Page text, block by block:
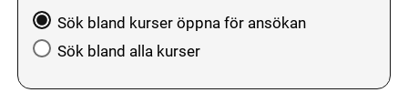
Välj att söka blandkurser öppna för ansökan eller hela
Sök bland kurser öppna för ansökan
Sök bland alla kurser